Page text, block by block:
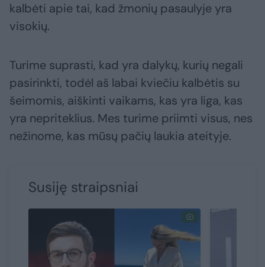
kalbėti apie tai, kad žmonių pasaulyje yra
visokių.
Turime suprasti, kad yra dalykų, kurių negali
pasirinkti, todėl aš labai kviečiu kalbėtis su
šeimomis, aiškinti vaikams, kas yra liga, kas
yra nepriteklius. Mes turime priimti visus, nes
nežinome, kas mūsų pačių laukia ateityje.
Susiję straipsniai